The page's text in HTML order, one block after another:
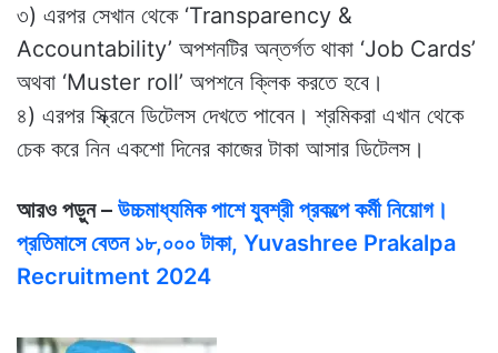
৩) এরপর সেখান থেকে ‘Transparency &
Accountability’ অপশনটির অন্তর্গত থাকা ‘Job Cards’
অথবা ‘Muster roll’ অপশনে ক্লিক করতে হবে।
৪) এরপর স্ক্রিনে ডিটেলস দেখতে পাবেন। শ্রমিকরা এখান থেকে
চেক করে নিন একশো দিনের কাজের টাকা আসার ডিটেলস।
আরও পড়ুন – উচ্চমাধ্যমিক পাশে যুবশ্রী প্রকল্পে কর্মী নিয়োগ।
প্রতিমাসে বেতন ১৮,০০০ টাকা, Yuvashree Prakalpa
Recruitment 2024